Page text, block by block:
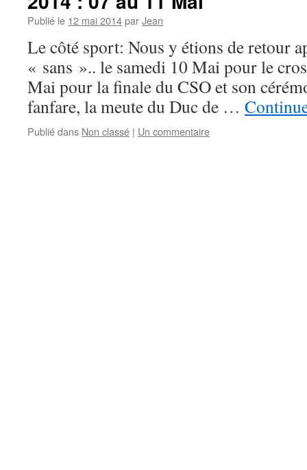
Publié le 12 mai 2014parJean
Le côté sport: Nous y étions de retour
« sans ».. le samedi 10 Mai pour le
Mai pour la finale du CSO et son
fanfare, la meute du Duc de …
Publié dans Non classé | Un commentaire